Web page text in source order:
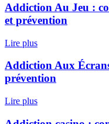
Addiction Au Jeu :
et prévention
Lire plus
Addiction Aux
prévention
Lire plus